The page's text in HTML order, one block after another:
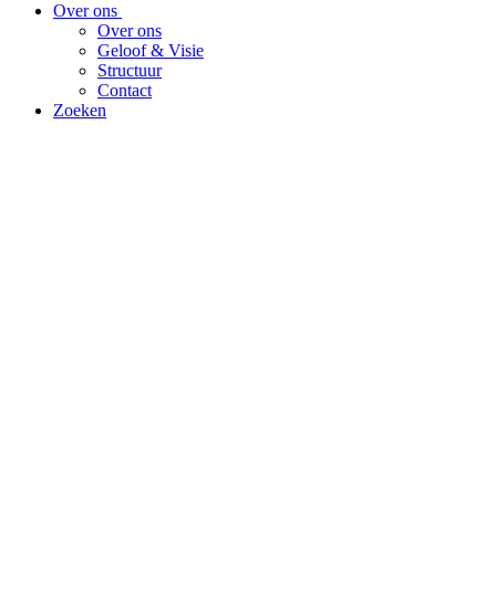
Over ons
Over ons
Geloof & Visie
Structuur
Contact
Zoeken